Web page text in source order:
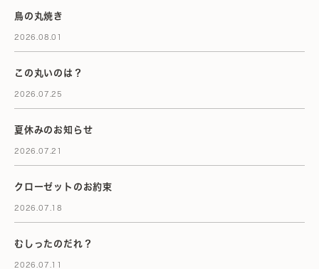
鳥の丸焼き
2026.08.01
この丸いのは？
2026.07.25
夏休みのお知らせ
2026.07.21
クローゼットのお約束
2026.07.18
むしったのだれ？
2026.07.11